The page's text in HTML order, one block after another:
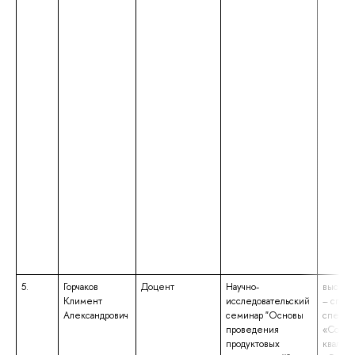
5.
Горчаков
Климент
Александрович
Доцент
Научно-
исследовательский
семинар "Основы
проведения
продуктовых
–